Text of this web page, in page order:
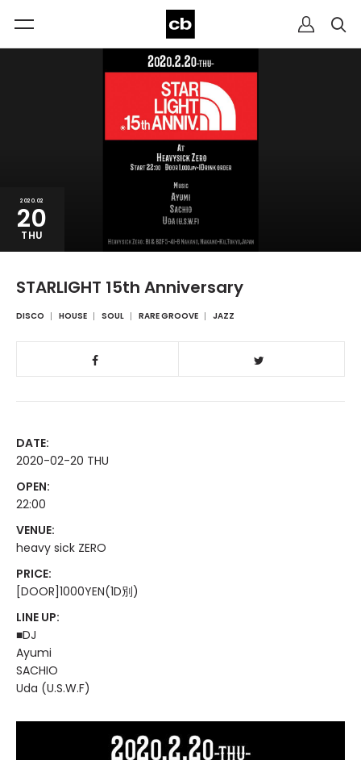
2020.02
20
THU
STARLIGHT 15th Anniversary
DISCO HOUSE SOUL RARE GROOVE JAZZ
DATE:
2020-02-20 THU
OPEN:
22:00
VENUE:
heavy sick ZERO
PRICE:
[DOOR]1000YEN(1D別)
LINE UP:
■DJ
Ayumi
SACHIO
Uda (U.S.W.F)